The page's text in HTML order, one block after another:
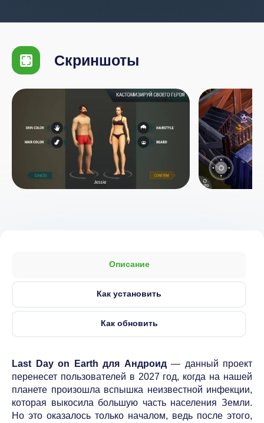
Скриншоты
Описание
Как установить
Как обновить
Last Day on Earth для Андроид— данный проект
перенесет пользователей в 2027 год, когда на нашей
планете произошла вспышка неизвестной инфекции,
которая выкосила большую часть населения Земли.
Но это оказалось только началом, ведь после этого,